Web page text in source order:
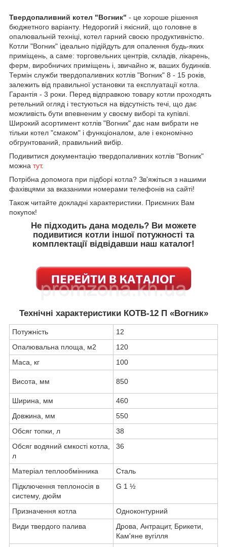
Твердопаливний котел "Вогник" - це хороше рішення
бюджетного варіанту. Недорогий і якісний, що головне в
опалювальній техніці, котел гарний своєю продуктивністю.
Котли "Вогник" ідеально підійдуть для опалення будь-яких
приміщень, а саме: торговельних центрів, складів, лікарень,
ферм, виробничих приміщень і, звичайно ж, ваших будинків.
Термін служби твердопаливних котлів "Вогник" 8 - 15 років,
залежить від правильної установки та експлуатації котла.
Гарантія - 3 роки. Перед відправкою товару котли проходять
ретельний огляд і тестуються на відсутність течі, що дає
можливість бути впевненим у своєму виборі та купівлі.
Широкий асортимент котлів "Вогник" дає нам вибрати не
тільки котел "смаком" і функціоналом, але і економічно
обгрунтований, правильний вибір.
Подивитися документацію твердопаливних котлів "Вогник"
можна тут.
Потрібна допомога при підборі котла? Зв'яжіться з нашими
фахівцями за вказаними номерами телефонів на сайті!
Також читайте докладні характеристики. Приємних Вам
покупок!
Не підходить дана модель? Ви можете
подивитися котли іншої потужності та
комплектації відвідавши наш каталог!
Технічні характеристики КОТВ-12 П «Вогник»
Потужність
12
Опалювальна площа, м2
120
Маса, кг
100
Висота, мм 850
Ширина, мм
460
Довжина, мм
550
Обсяг топки, л
38
Обсяг водяний ємкості котла,
л
36
Матеріал теплообмінника
Сталь
Підключення теплоносія в
систему, дюйм
G 1 ½
Призначення котла
Одноконтурний
Види твердого палива
Дрова, Антрацит, Брикети,
Кам'яне вугілля